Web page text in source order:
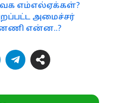
எம்எல்ஏக்கள்?
அமைச்சர்
என்ன..?